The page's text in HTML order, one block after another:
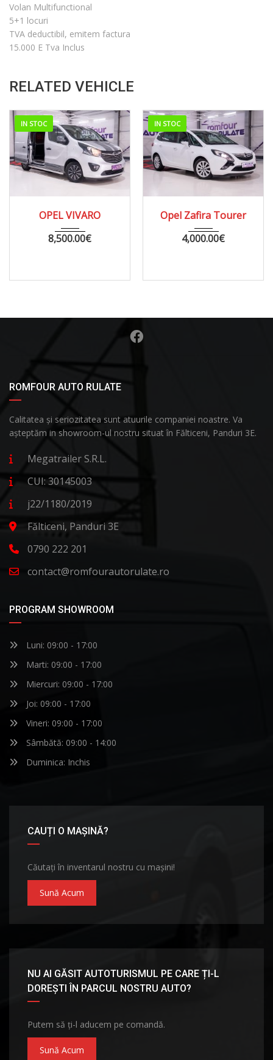
Volan Multifunctional
5+1 locuri
TVA deductibil, emitem factura
15.000 E Tva Inclus
RELATED VEHICLE
IN STOC
285000
OPEL VIVARO
8,500.00€
IN STOC
262000
Opel Zafira Tourer
4,000.00€
ROMFOUR AUTO RULATE
Calitatea și seriozitatea sunt atuurile companiei noastre. Va
așteptăm in showroom-ul nostru situat în Fălticeni, Panduri 3E.
Megatrailer S.R.L.
CUI: 30145003
j22/1180/2019
Fălticeni, Panduri 3E
0790 222 201
contact@romfourautorulate.ro
PROGRAM SHOWROOM
Luni: 09:00 - 17:00
Marti: 09:00 - 17:00
Miercuri: 09:00 - 17:00
Joi: 09:00 - 17:00
Vineri: 09:00 - 17:00
Sâmbătă: 09:00 - 14:00
Duminica: Inchis
CAUȚI O MAȘINĂ?
Căutați în inventarul nostru cu mașini!
Sună Acum
NU AI GĂSIT AUTOTURISMUL PE CARE ȚI-L
DOREȘTI ÎN PARCUL NOSTRU AUTO?
Putem să ți-l aducem pe comandă.
Sună Acum